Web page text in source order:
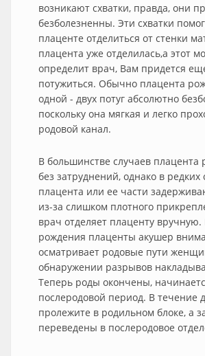
возникают схватки, правда, они
безболезненны. Эти схватки
плаценте отделиться от стенки
плацента уже отделилась,а этот
определит врач, Вам придется
потужиться. Обычно плацента
одной - двух потуг абсолютно
поскольку она мягкая и легко
родовой канал.
В большинстве случаев плацента
без затруднений, однако в редких
плацента или ее части
из-за слишком плотного
врач отделяет плаценту вручную.
рождения плаценты акушер
осматривает родовые пути
обнаружении разрывов
Теперь роды окончены,
послеродовой период. В течение
пролежите в родильном блоке, а
переведены в послеродовое